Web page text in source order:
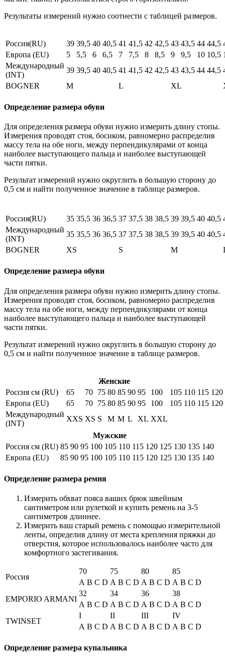
Результаты измерений нужно соотнести с таблицей размеров.
Россия(RU) 39 39,5 40 40,5 41 41,5 42 42,5 43 43,5 44 44,5
Европа (EU)
5 5,5 6 6,5 7 7,5 8 8,5 9 9,5 10 10,5
Международный
(INT)
39 39,5 40 40,5 41 41,5 42 42,5 43 43,5 44 44,5
BOGNER
M L XL
Определение размера обуви
Для определения размера обуви нужно измерить длину стопы.
Измерения проводят стоя, босиком, равномерно распределив
массу тела на обе ноги, между перпендикулярами от конца
наиболее выступающего пальца и наиболее выступающей
части пятки.
Результат измерений нужно округлить в большую сторону до
0,5 см и найти полученное значение в таблице размеров.
Россия(RU) 35 35,5 36 36,5 37 37,5 38 38,5 39 39,5 40 40,5
Международный
(INT)
35 35,5 36 36,5 37 37,5 38 38,5 39 39,5 40 40,5
BOGNER
XS S M
Определение размера обуви
Для определения размера обуви нужно измерить длину стопы.
Измерения проводят стоя, босиком, равномерно распределив
массу тела на обе ноги, между перпендикулярами от конца
наиболее выступающего пальца и наиболее выступающей
части пятки.
Результат измерений нужно округлить в большую сторону до
0,5 см и найти полученное значение в таблице размеров.
Женские
Россия см (RU)
65 70 75 80 85 90 95 100 105 110 115 120
Европа (EU)
65 70 75 80 85 90 95 100 105 110 115 120
Международный
(INT)
XXS XS S M M L XL XXL
Мужские
Россия см (RU) 85 90 95 100 105 110 115 120 125 130 135 140
Европа (EU)
85 90 95 100 105 110 115 120 125 130 135 140
Определение размера ремня
Измерить обхват пояса ваших брюк швейным
сантиметром или рулеткой и купить ремень на 3-5
сантиметров длиннее.
Измерить ваш старый ремень с помощью измерительной
ленты, определив длину от места крепления пряжки до
отверстия, которое использовалось наиболее часто для
комфортного застегивания.
Россия
70 75 80
85
A B C D A B C D A B C D A B C D
EMPORIO ARMANI
32 34 36
38
A B C D A B C D A B C D A B C D
TWINSET
I II III
IV
A B C D A B C D A B C D A B C D
Определение размера купальника